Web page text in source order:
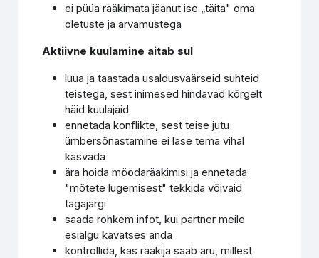
ei püüa rääkimata jäänut ise „täita" oma
oletuste ja arvamustega
Aktiivne kuulamine aitab sul
luua ja taastada usaldusväärseid suhteid
teistega, sest inimesed hindavad kõrgelt
häid kuulajaid
ennetada konflikte, sest teise jutu
ümbersõnastamine ei lase tema vihal
kasvada
ära hoida möödarääkimisi ja ennetada
"mõtete lugemisest" tekkida võivaid
tagajärgi
saada rohkem infot, kui partner meile
esialgu kavatses anda
kontrollida, kas rääkija saab aru, millest